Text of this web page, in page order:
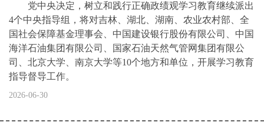
党中央决定，树立和践行正确政绩观学习教育继续派出
4个中央指导组，将对吉林、湖北、湖南、农业农村部、全
国社会保障基金理事会、中国建设银行股份有限公司、中国
海洋石油集团有限公司、国家石油天然气管网集团有限公
司、北京大学、南京大学等10个地方和单位，开展学习教育
指导督导工作。
2026-06-30